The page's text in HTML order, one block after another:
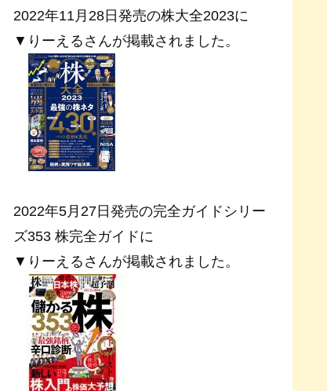
2022年11月28日発売の株大全2023に
▼りーえるさんが掲載されました。
2022年5月27日発売の完全ガイドシリー
ズ353 株完全ガイドに
▼りーえるさんが掲載されました。